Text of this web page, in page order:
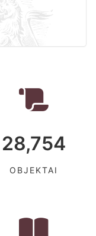
28,754
OBJEKTAI